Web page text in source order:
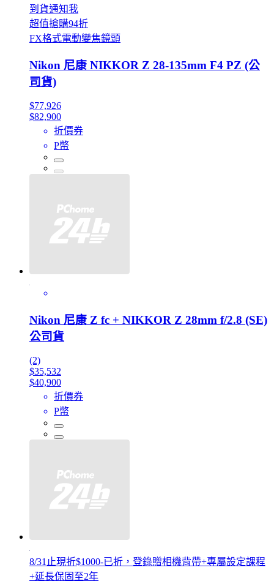
到貨通知我
超值搶購94折
FX格式電動變焦鏡頭
Nikon 尼康 NIKKOR Z 28-135mm F4 PZ (公
司貨)
$77,926
$82,900
折價券
P幣
Nikon 尼康 Z fc + NIKKOR Z 28mm f/2.8 (SE)
公司貨
(2)
$35,532
$40,900
折價券
P幣
8/31止現折$1000-已折，登錄贈相機背帶+專屬設定課程
+延長保固至2年